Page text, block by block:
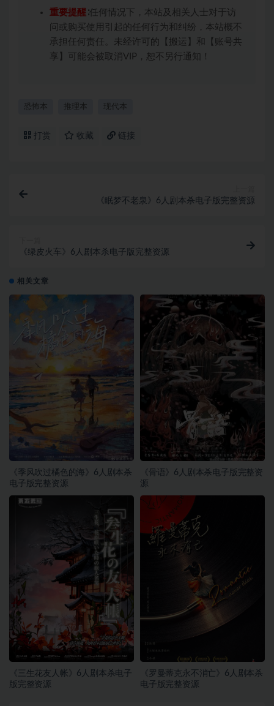
重要提醒 ∶任何情况下，本站及相关人士对于访
问或购买使用引起的任何行为和纠纷，本站概不
承担任何责任。未经许可的【搬运】和【账号共
享】可能会被取消VIP，恕不另行通知！
恐怖本 推理本 现代本
打赏 收藏 链接
《眠梦不老泉》6人剧本杀电子版完整资源
《绿皮火车》6人剧本杀电子版完整资源
相关文章
《季风吹过橘色的海》6人剧本杀
电子版完整资源
《骨语》6人剧本杀电子版完整资
源
《三生花友人帐》6人剧本杀电子
版完整资源
《罗曼蒂克永不消亡》6人剧本杀
电子版完整资源